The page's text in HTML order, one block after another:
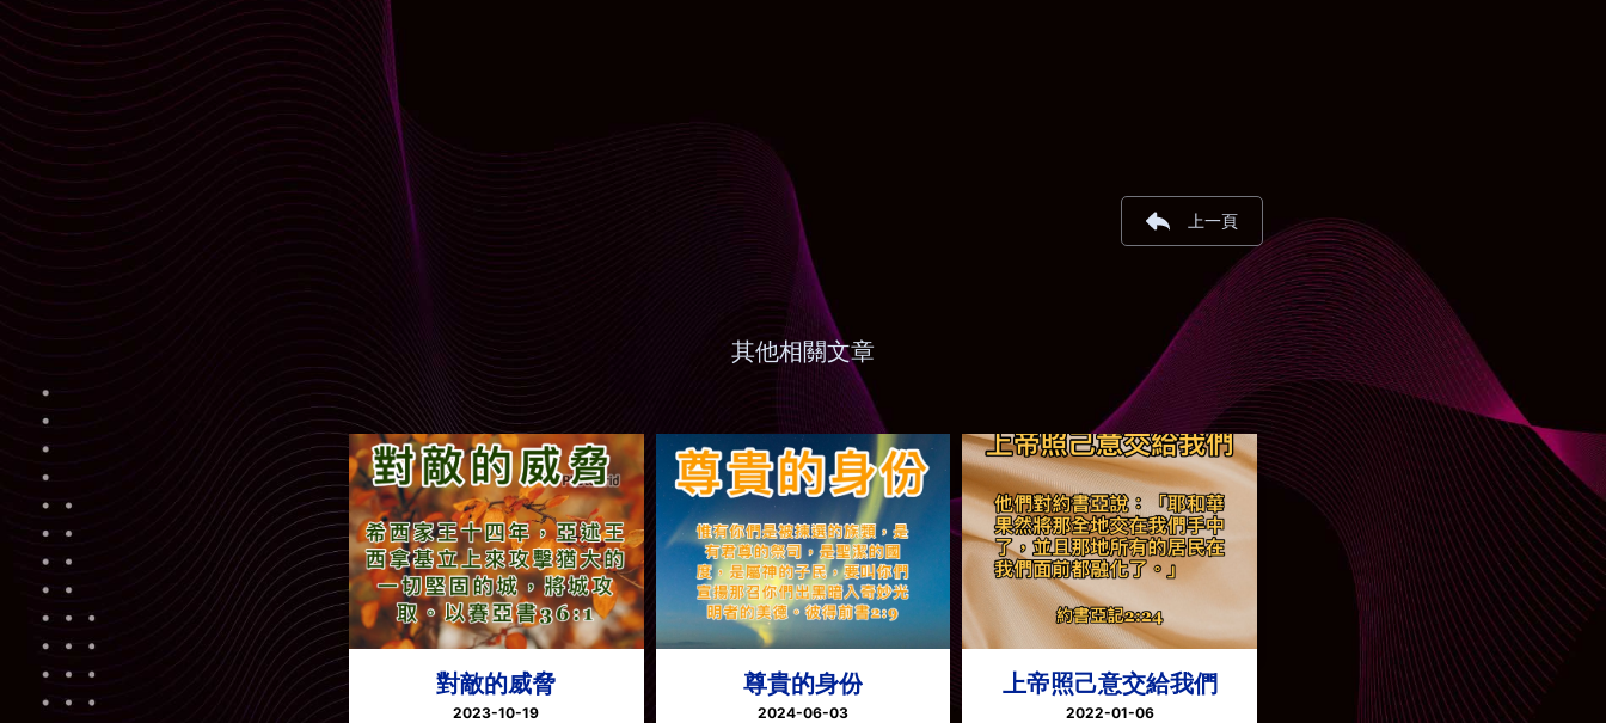
上一頁
其他相關文章
對敵的威脅
2023-10-19
尊貴的身份
2024-06-03
上帝照己意交給我們
2022-01-06